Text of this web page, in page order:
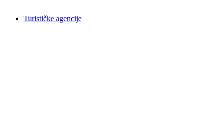
Turističke agencije